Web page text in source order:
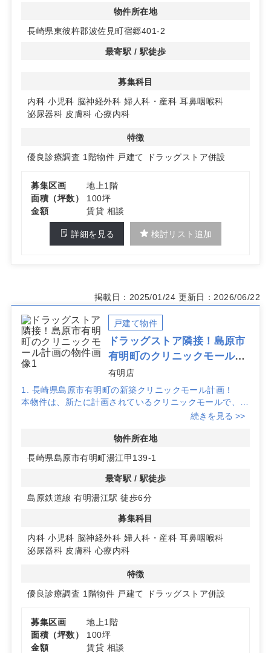
め、最新設備を整えたクリニック開業が可能です。
2. ドラッグストア隣接で早期の認知拡大と集患力向上
隣接するドラッグストアが営業予定で、来店客を通じた早
3. 106台以上の駐車場完備！幅広いエリアからの来院が可
能
お客様用駐車場は106台以上（ドラッグストア・調剤薬局
区画分を含む）を完備予定。車でのアクセスがしやすく、
幅広いエリアからの患者さまの来院が見込めます。特に糖
尿病内科の診療圏が良好なエリアです。
詳細はお問い合わせください。
物件所在地
長崎県東彼杵郡波佐見町宿郷401-2
最寄駅 / 駅徒歩
募集科目
内科 小児科 脳神経外科 婦人科・産科 耳鼻咽喉科
泌尿器科 皮膚科 心療内科
特徴
優良診療調査 1階物件 戸建て ドラッグストア併設
募集区画
地上1階
面積（坪数）
100坪
金額
賃貸 相談
詳細を見る 検討リスト追加
掲載日：2025/01/24 更新日：2026/06/22
戸建て物件
ドラッグストア隣接！島原市
有明町のクリニックモール計
画
有明店
1. 長崎県島原市有明町の新築クリニックモール計画！
本物件は、新たに計画されているクリニックモールで、地
域の医療拠点として期待されています。新築のため、最新
隣接するドラッグストアが営業予定で、開業当初からの早
期認知向上が期待できます。生活動線上に位置しているた
お客様用駐車場は68台以上（ドラッグストア・調剤薬局
区画分を含む）を完備予定。島原鉄道線「有明湯江駅」か
い環境です。特に循環器・呼吸器・消化器・糖尿病内科の
続きを見る >>
物件所在地
長崎県島原市有明町湯江甲139-1
最寄駅 / 駅徒歩
島原鉄道線 有明湯江駅 徒歩6分
募集科目
内科 小児科 脳神経外科 婦人科・産科 耳鼻咽喉科
泌尿器科 皮膚科 心療内科
特徴
優良診療調査 1階物件 戸建て ドラッグストア併設
募集区画
地上1階
面積（坪数）
100坪
金額
賃貸 相談